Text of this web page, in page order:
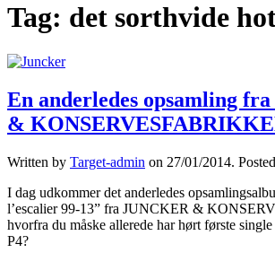
Tag: det sorthvide
En anderledes opsamling
&
Written by Target-admin on 27/01/2014.
I dag udkommer det anderledes
l’escalier 99-13” fra JUNCKER &
hvorfra du måske allerede har hørt første
P4?